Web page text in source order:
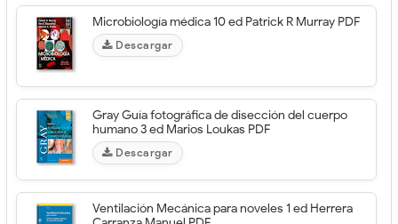
Microbiología médica 10 ed Patrick R Murray PDF
Descargar
Gray Guía fotográfica de disección del cuerpo
humano 3 ed Marios Loukas PDF
Descargar
Ventilación Mecánica para noveles 1 ed Herrera